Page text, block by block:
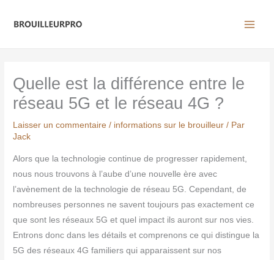
Quelle est la différence entre le
réseau 5G et le réseau 4G ?
Laisser un commentaire / informations sur le brouilleur / Par
Jack
Alors que la technologie continue de progresser rapidement,
nous nous trouvons à l’aube d’une nouvelle ère avec
l’avènement de la technologie de réseau 5G. Cependant, de
nombreuses personnes ne savent toujours pas exactement ce
que sont les réseaux 5G et quel impact ils auront sur nos vies.
Entrons donc dans les détails et comprenons ce qui distingue la
5G des réseaux 4G familiers qui apparaissent sur nos